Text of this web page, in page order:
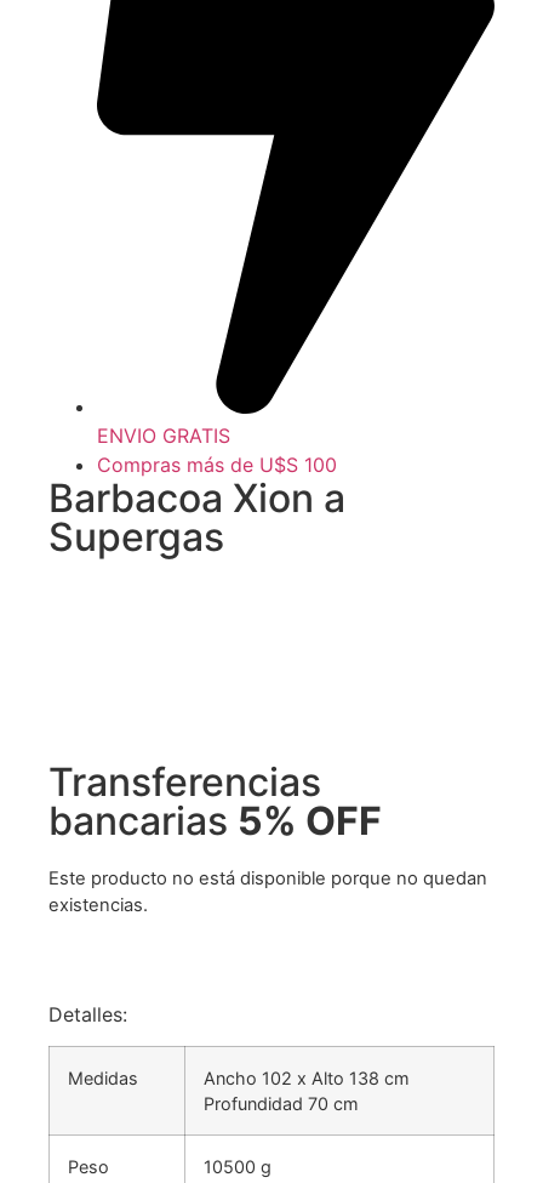
ENVIO GRATIS
Compras más de U$S 100
Barbacoa Xion a
Supergas
Transferencias
bancarias 5% OFF
Este producto no está disponible porque no quedan
existencias.
Detalles:
Medidas
Ancho 102 x Alto 138 cm
Profundidad 70 cm
Peso 10500 g